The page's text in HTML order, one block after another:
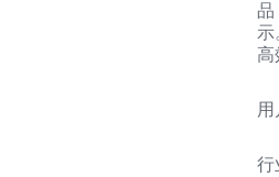
品
示
高
行